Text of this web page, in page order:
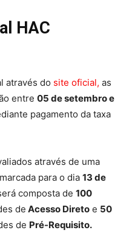
HAC
através do site oficial, as
entre 05 de setembro e
pagamento da taxa
através de uma
para o dia 13 de
composta de 100
de Acesso Direto e 50
de Pré-Requisito.